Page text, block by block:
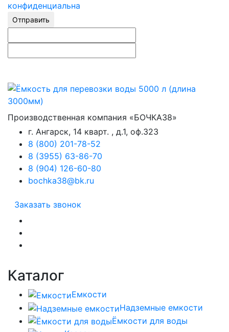
конфиденциальна
Отправить
Производственная компания «БОЧКА38»
г. Ангарск, 14 кварт. , д.1, оф.323
8 (800) 201-78-52
8 (3955) 63-86-70
8 (904) 126-60-80
bochka38@bk.ru
Заказать звонок
Каталог
Емкости
Надземные емкости
Ёмкости для воды